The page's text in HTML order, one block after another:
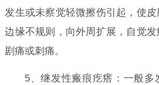
发生或未察觉轻微擦伤引起，使皮
边缘不规则，向外周扩展，自觉
剧痛或刺痛。
5、继发性瘢痕疙瘩：一般多